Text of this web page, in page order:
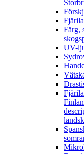
Färg,
UV-